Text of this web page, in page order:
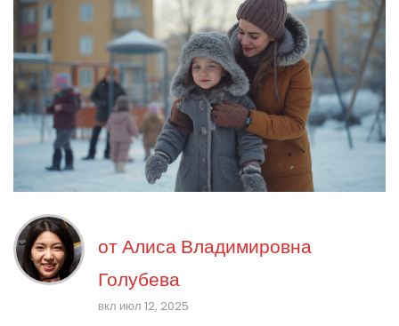
отАлиса Владимировна
Голубева
вкл июл 12, 2025